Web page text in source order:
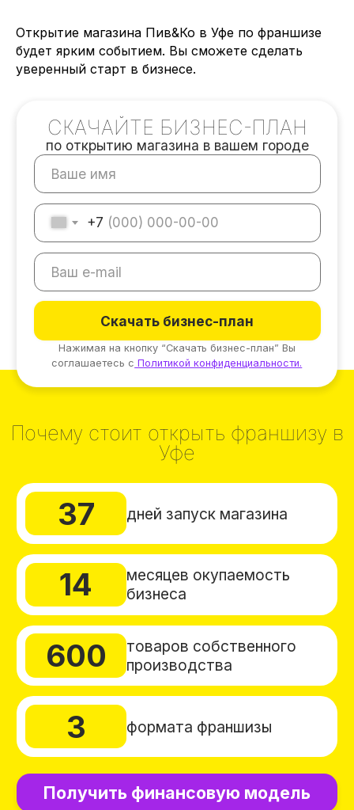
Открытие магазина Пив&Ко в Уфе по франшизе
будет ярким событием. Вы сможете сделать
уверенный старт в бизнесе.
СКАЧАЙТЕ БИЗНЕС-ПЛАН
по открытию магазина в вашем городе
+7
Скачать бизнес-план
Нажимая на кнопку “Скачать бизнес-план” Вы
Получить финансовую модель
Почему стоит открыть франшизу в
Уфе
37
600 товаров собственного
производства
3 формата франшизы
месяцев окупаемость